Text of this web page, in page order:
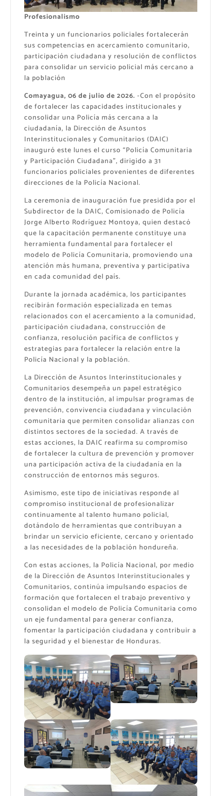
Profesionalismo
Treinta y un funcionarios policiales fortalecerán
sus competencias en acercamiento comunitario,
participación ciudadana y resolución de conflictos
para consolidar un servicio policial más cercano a
la población
Comayagua, 06 de julio de 2026. -Con el propósito
de fortalecer las capacidades institucionales y
consolidar una Policía más cercana a la
ciudadanía, la Dirección de Asuntos
Interinstitucionales y Comunitarios (DAIC)
inauguró este lunes el curso “Policía Comunitaria
y Participación Ciudadana”, dirigido a 31
funcionarios policiales provenientes de diferentes
direcciones de la Policía Nacional.
La ceremonia de inauguración fue presidida por el
Subdirector de la DAIC, Comisionado de Policía
Jorge Alberto Rodríguez Montoya, quien destacó
que la capacitación permanente constituye una
herramienta fundamental para fortalecer el
modelo de Policía Comunitaria, promoviendo una
atención más humana, preventiva y participativa
en cada comunidad del país.
Durante la jornada académica, los participantes
recibirán formación especializada en temas
relacionados con el acercamiento a la comunidad,
participación ciudadana, construcción de
confianza, resolución pacífica de conflictos y
estrategias para fortalecer la relación entre la
Policía Nacional y la población.
La Dirección de Asuntos Interinstitucionales y
Comunitarios desempeña un papel estratégico
dentro de la institución, al impulsar programas de
prevención, convivencia ciudadana y vinculación
comunitaria que permiten consolidar alianzas con
distintos sectores de la sociedad. A través de
estas acciones, la DAIC reafirma su compromiso
de fortalecer la cultura de prevención y promover
una participación activa de la ciudadanía en la
construcción de entornos más seguros.
Asimismo, este tipo de iniciativas responde al
compromiso institucional de profesionalizar
continuamente al talento humano policial,
dotándolo de herramientas que contribuyan a
brindar un servicio eficiente, cercano y orientado
a las necesidades de la población hondureña.
Con estas acciones, la Policía Nacional, por medio
de la Dirección de Asuntos Interinstitucionales y
Comunitarios, continúa impulsando espacios de
formación que fortalecen el trabajo preventivo y
consolidan el modelo de Policía Comunitaria como
un eje fundamental para generar confianza,
fomentar la participación ciudadana y contribuir a
la seguridad y el bienestar de Honduras.